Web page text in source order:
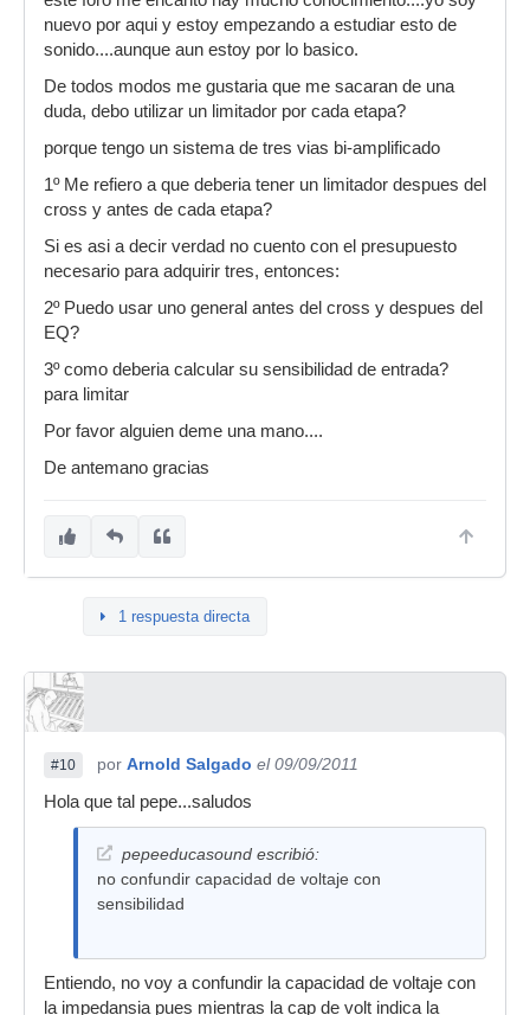
nuevo por aqui y estoy empezando a estudiar esto de
sonido....aunque aun estoy por lo basico.
De todos modos me gustaria que me sacaran de una
duda, debo utilizar un limitador por cada etapa?
porque tengo un sistema de tres vias bi-amplificado
1º Me refiero a que deberia tener un limitador despues del
cross y antes de cada etapa?
Si es asi a decir verdad no cuento con el presupuesto
necesario para adquirir tres, entonces:
2º Puedo usar uno general antes del cross y despues del
EQ?
3º como deberia calcular su sensibilidad de entrada?
para limitar
Por favor alguien deme una mano....
De antemano gracias
1 respuesta directa
#10 por Arnold Salgado el 09/09/2011
Hola que tal pepe...saludos
pepeeducasound escribió:
no confundir capacidad de voltaje con
sensibilidad
Entiendo, no voy a confundir la capacidad de voltaje con
la impedansia pues mientras la cap de volt indica la